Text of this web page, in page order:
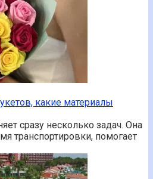
какие материалы
сразу несколько задач. Она
транспортировки, помогает